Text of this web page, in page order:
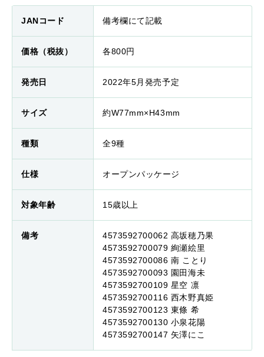
JANコード 備考欄にて記載
価格（税抜） 各800円
発売日 2022年5月発売予定
サイズ 約W77mm×H43mm
種類 全9種
仕様 オープンパッケージ
対象年齢 15歳以上
備考
4573592700062 高坂穂乃果
4573592700079 絢瀬絵里
4573592700086 南 ことり
4573592700093 園田海未
4573592700109 星空 凛
4573592700116 西木野真姫
4573592700123 東條 希
4573592700130 小泉花陽
4573592700147 矢澤にこ